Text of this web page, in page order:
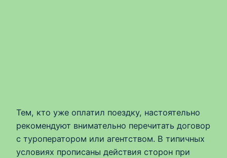
Тем, кто уже оплатил поездку, настоятельно
рекомендуют внимательно перечитать договор
с туроператором или агентством. В типичных
условиях прописаны действия сторон при